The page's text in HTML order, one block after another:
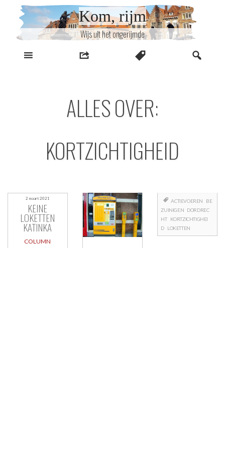
inhoud
Kom, rijm
Wijs uit het ongerijmde
ALLES OVER:
KORTZICHTIGHEID
2 maart 2021
KEINE
LOKETTEN
KATINKA
COLUMN
ACTIEVOEREN
BE
ZUINIGEN DORDREC
HT
KORTZICHTIGHEI
D LOKETTEN